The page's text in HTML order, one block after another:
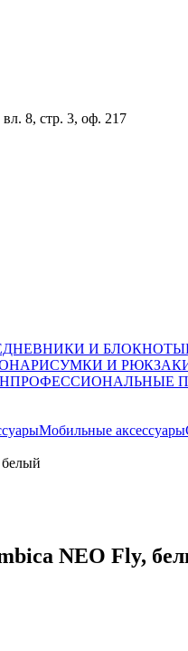
8, стр. 3, оф. 217
И БЛОКНОТЫ
СУМКИ И
ПРОФЕССИОНАЛЬНЫЕ
Мобильные аксессуары
NEO Fly,